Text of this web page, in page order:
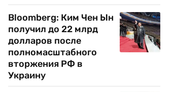
Bloomberg: Ким Чен Ын
получил до 22 млрд
долларов после
полномасштабного
вторжения РФ в
Украину